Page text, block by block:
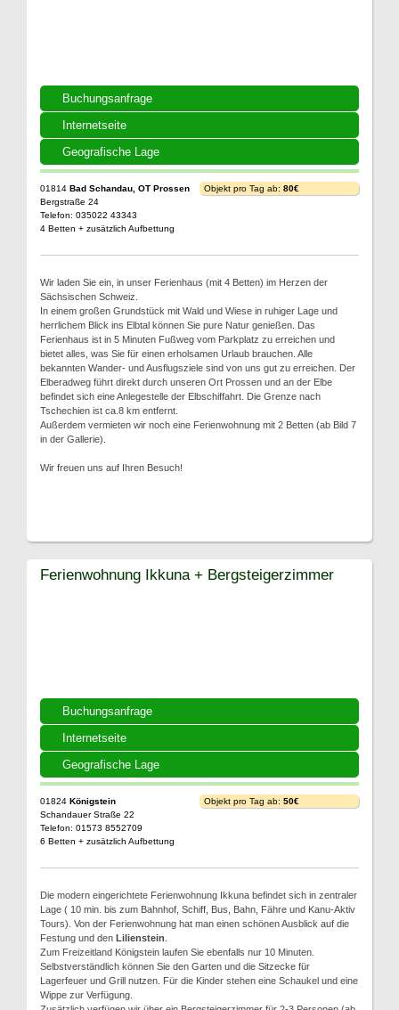
Buchungsanfrage
Internetseite
Geografische Lage
01814 Bad Schandau, OT Prossen
Bergstraße 24
Telefon: 035022 43343
4 Betten + zusätzlich Aufbettung
Objekt pro Tag ab: 80€
Wir laden Sie ein, in unser Ferienhaus (mit 4 Betten) im Herzen der
Sächsischen Schweiz.
In einem großen Grundstück mit Wald und Wiese in ruhiger Lage und
herrlichem Blick ins Elbtal können Sie pure Natur genießen. Das
Ferienhaus ist in 5 Minuten Fußweg vom Parkplatz zu erreichen und
bietet alles, was Sie für einen erholsamen Urlaub brauchen. Alle
bekannten Wander- und Ausflugsziele sind von uns gut zu erreichen. Der
Elberadweg führt direkt durch unseren Ort Prossen und an der Elbe
befindet sich eine Anlegestelle der Elbschiffahrt. Die Grenze nach
Tschechien ist ca.8 km entfernt.
Außerdem vermieten wir noch eine Ferienwohnung mit 2 Betten (ab Bild 7
in der Gallerie).
Wir freuen uns auf Ihren Besuch!
Buchungsanfrage
Internetseite
Geografische Lage
Ferienwohnung Ikkuna + Bergsteigerzimmer
01824 Königstein
Schandauer Straße 22
Telefon: 01573 8552709
6 Betten + zusätzlich Aufbettung
Objekt pro Tag ab: 50€
Die modern eingerichtete Ferienwohnung Ikkuna befindet sich in zentraler
Lage ( 10 min. bis zum Bahnhof, Schiff, Bus, Bahn, Fähre und Kanu-Aktiv
Tours). Von der Ferienwohnung hat man einen schönen Ausblick auf die
Festung und den Lilienstein
Zum Freizeitland Königstein laufen Sie ebenfalls nur 10 Minuten.
Selbstverständlich können Sie den Garten und die Sitzecke für
Lagerfeuer und Grill nutzen. Für die Kinder stehen eine Schaukel und eine
Wippe zur Verfügung.